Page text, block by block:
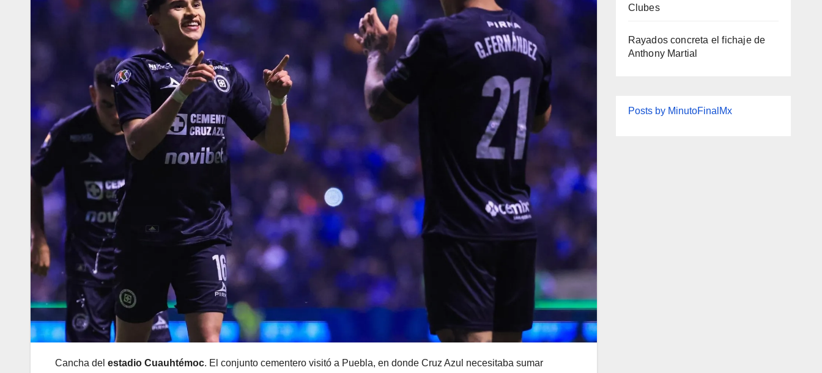
Cancha del estadio Cuauhtémoc. El conjunto cementero visitó a Puebla, en donde Cruz Azul necesitaba sumar
Clubes
Rayados concreta el fichaje de
Anthony Martial
Posts by MinutoFinalMx